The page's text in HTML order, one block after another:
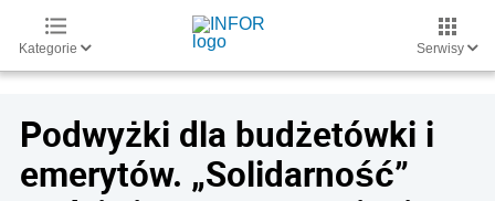
Kategorie Serwisy
Podwyżki dla budżetówki i
emerytów. „Solidarność”